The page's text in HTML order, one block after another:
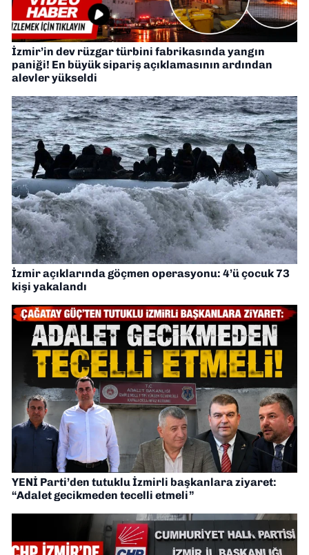
İzmir’in dev rüzgar türbini fabrikasında yangın
paniği! En büyük sipariş açıklamasının ardından
alevler yükseldi
İzmir açıklarında göçmen operasyonu: 4’ü çocuk 73
kişi yakalandı
YENİ Parti’den tutuklu İzmirli başkanlara ziyaret:
“Adalet gecikmeden tecelli etmeli”